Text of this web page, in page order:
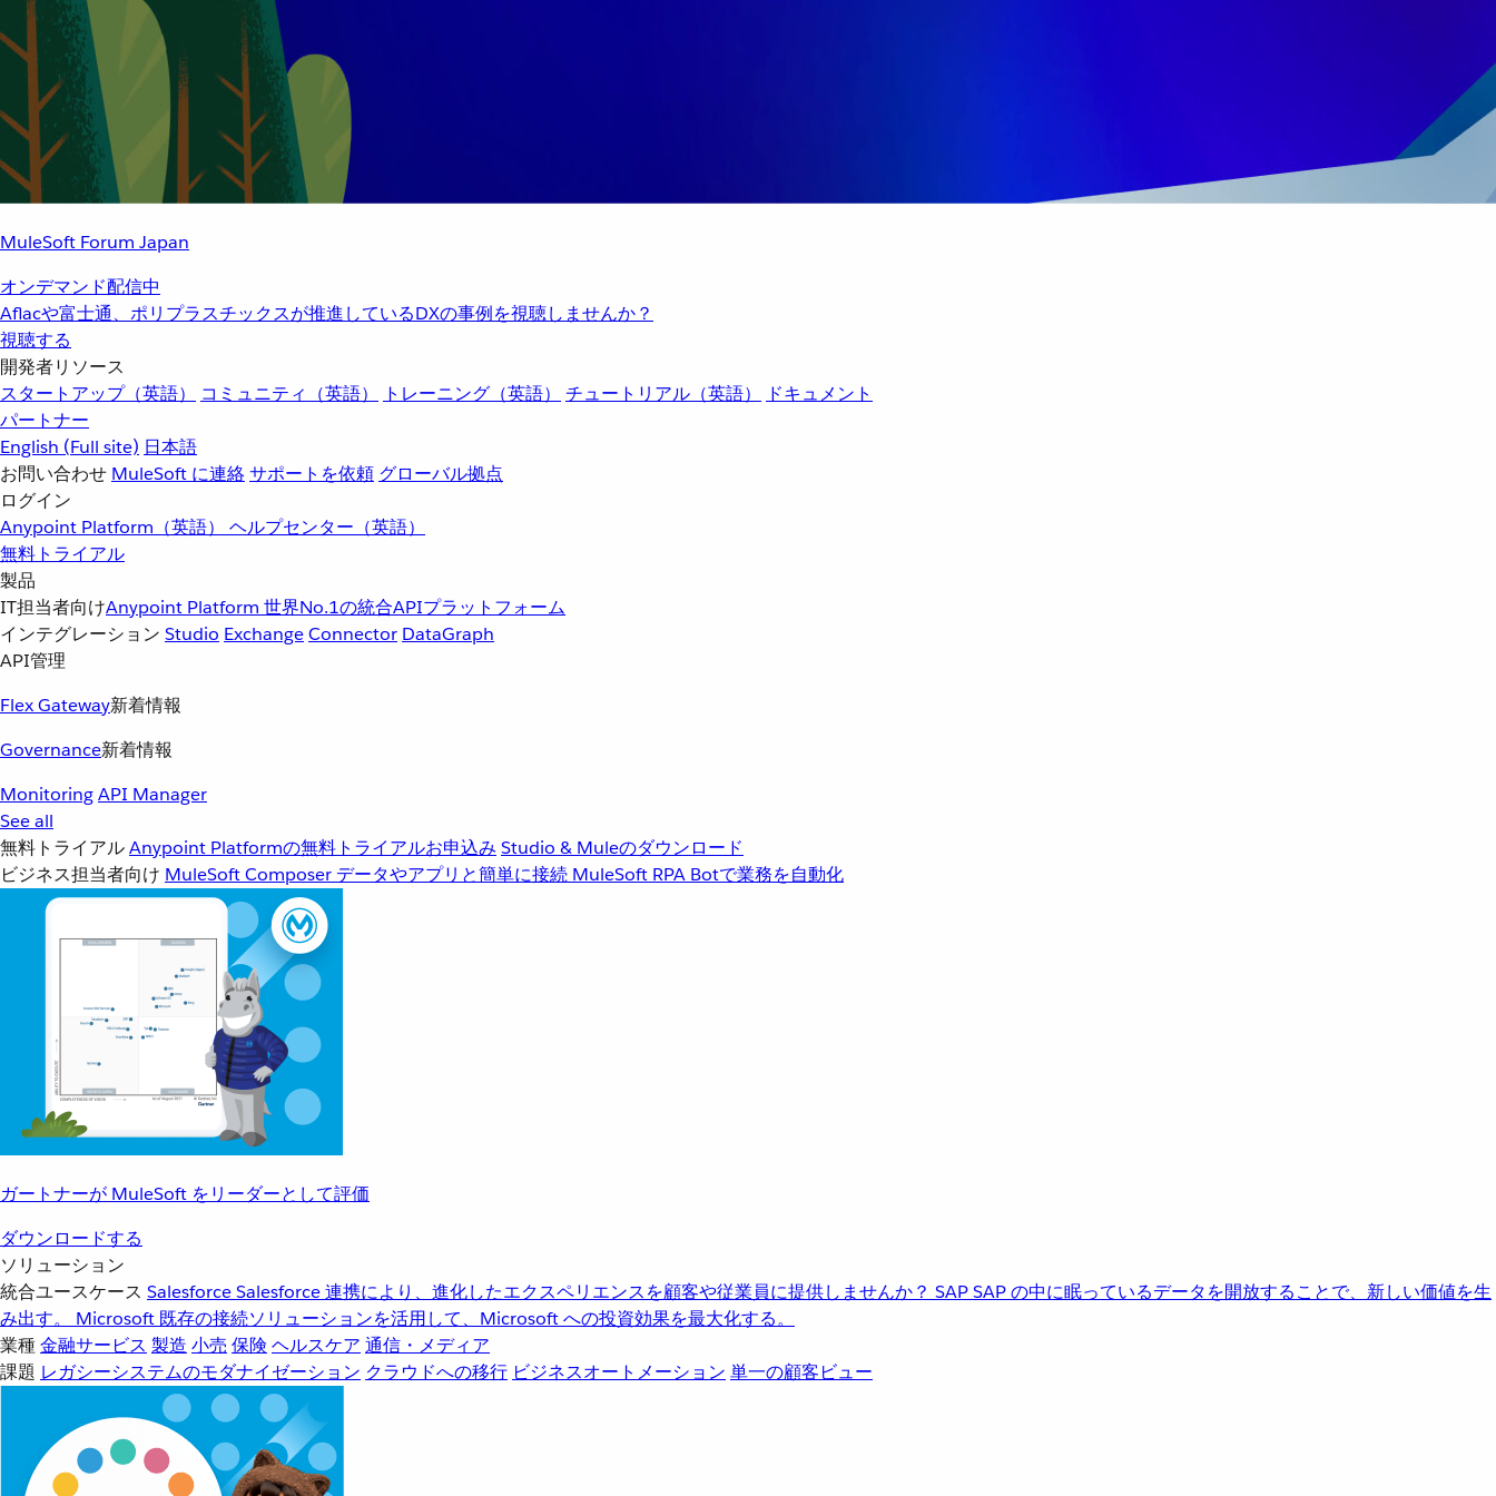
MuleSoft Forum Japan
オンデマンド配信中
Aflacや富士通、ポリプラスチックスが推進しているDXの事例を視聴しませんか？
視聴する
開発者リソース
スタートアップ（英語）
コミュニティ（英語） トレーニング（英語） チュートリアル（英語）
ドキュメント
パートナー
English (Full site) 日本語
お問い合わせ MuleSoft に連絡サポートを依頼 グローバル拠点
ログイン
Anypoint Platform（英語） ヘルプセンター（英語）
無料トライアル
製品
IT担当者向けAnypoint Platform 世界No.1の統合APIプラットフォーム
インテグレーション Studio ExchangeConnector DataGraph
API管理
Flex Gateway新着情報
Governance新着情報
MonitoringAPI Manager
See all
無料トライアルAnypoint Platformの無料トライアルお申込み Studio & Muleのダウンロード
ビジネス担当者向け MuleSoft Composer データやアプリと簡単に接続 MuleSoft RPA Botで業務を自動化
ガートナーが MuleSoft をリーダーとして評価
ダウンロードする
ソリューション
統合ユースケース SalesforceSalesforce 連携により、進化したエクスペリエンスを顧客や従業員に提供しませんか？ SAPSAP の中に眠っているデータを開放することで、新しい価値を生
み出す。
Microsoft 既存の接続ソリューションを活用して、Microsoft への投資効果を最大化する。
業種金融サービス 製造 小売 保険 ヘルスケア 通信・メディア
課題 レガシーシステムのモダナイゼーション クラウドへの移行 ビジネスオートメーション 単一の顧客ビュー